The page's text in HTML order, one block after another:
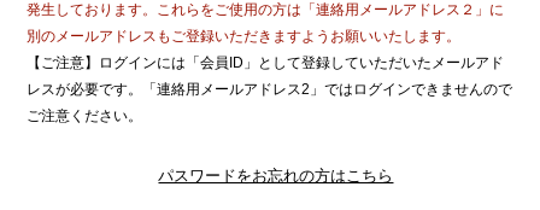
発生しております。これらをご使用の方は「連絡用メールアドレス２」に
別のメールアドレスもご登録いただきますようお願いいたします。
【ご注意】ログインには「会員ID」として登録していただいたメールアド
レスが必要です。「連絡用メールアドレス2」ではログインできませんので
ご注意ください。
パスワードをお忘れの方はこちら